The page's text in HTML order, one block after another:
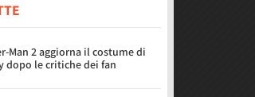
Man 2 aggiorna il costume di
dopo le critiche dei fan